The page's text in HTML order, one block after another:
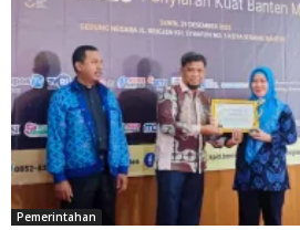
Pemerintahan